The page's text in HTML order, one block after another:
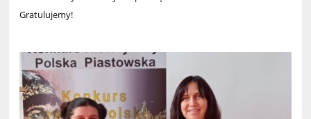
Gratulujemy!